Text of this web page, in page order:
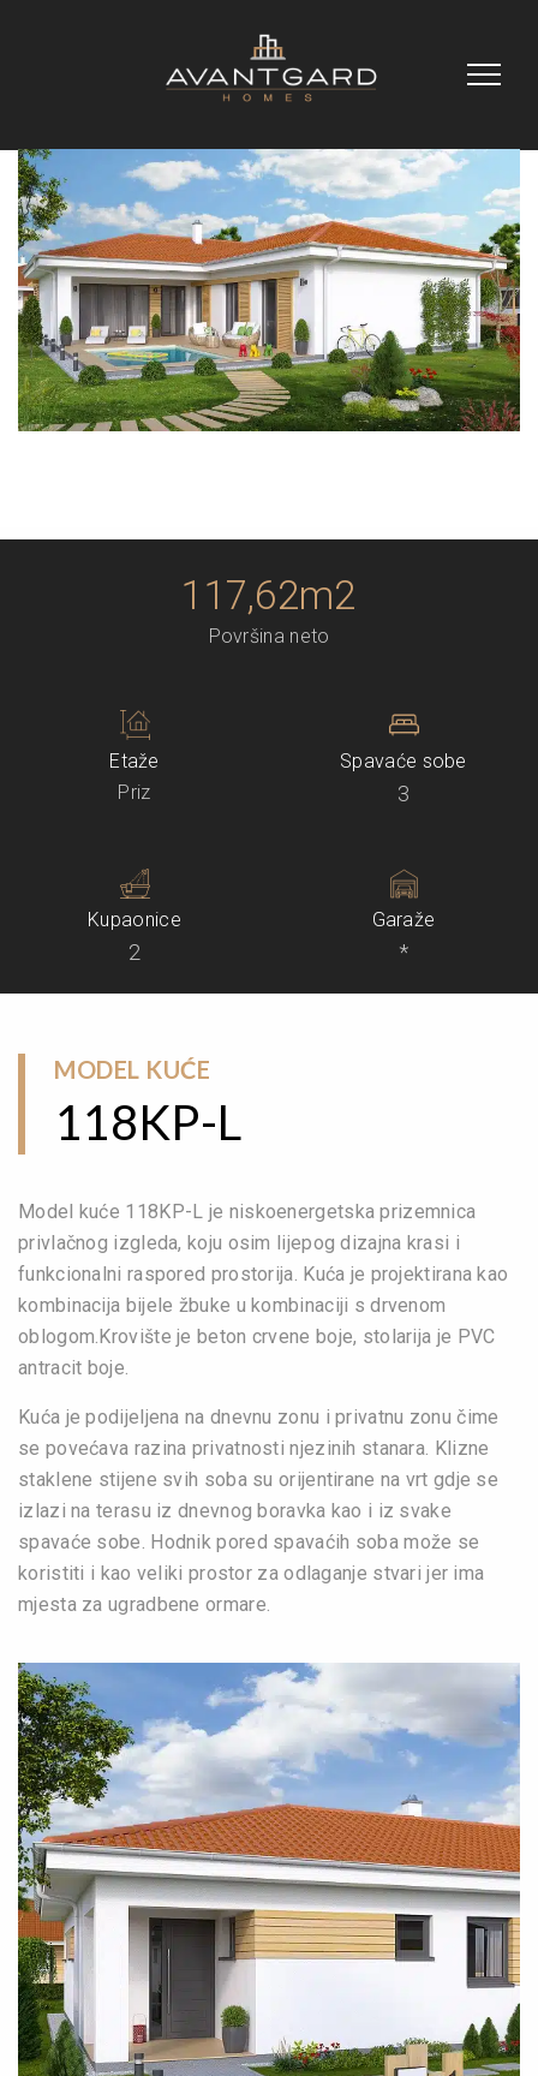
117,62m2
Površina neto
Etaže
Priz
Spavaće sobe
3
Kupaonice
2
Garaže
*
MODEL KUĆE
118KP-L
Model kuće 118KP-L je niskoenergetska prizemnica
privlačnog izgleda, koju osim lijepog dizajna krasi i
funkcionalni raspored prostorija. Kuća je projektirana kao
kombinacija bijele žbuke u kombinaciji s drvenom
oblogom.Krovište je beton crvene boje, stolarija je PVC
antracit boje.
Kuća je podijeljena na dnevnu zonu i privatnu zonu čime
se povećava razina privatnosti njezinih stanara. Klizne
staklene stijene svih soba su orijentirane na vrt gdje se
izlazi na terasu iz dnevnog boravka kao i iz svake
spavaće sobe. Hodnik pored spavaćih soba može se
koristiti i kao veliki prostor za odlaganje stvari jer ima
mjesta za ugradbene ormare.